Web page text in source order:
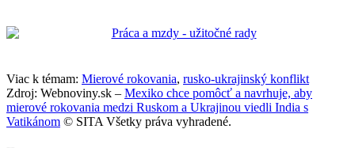
Viac k témam: Mierové rokovania, rusko-ukrajinský konflikt
Zdroj: Webnoviny.sk – Mexiko chce pomôcť a navrhuje, aby
mierové rokovania medzi Ruskom a Ukrajinou viedli India s
Vatikánom © SITA Všetky práva vyhradené.